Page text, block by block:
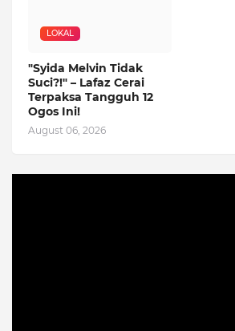
LOKAL
"Syida Melvin Tidak
Suci?!" – Lafaz Cerai
Terpaksa Tangguh 12
Ogos Ini!
August 06, 2026